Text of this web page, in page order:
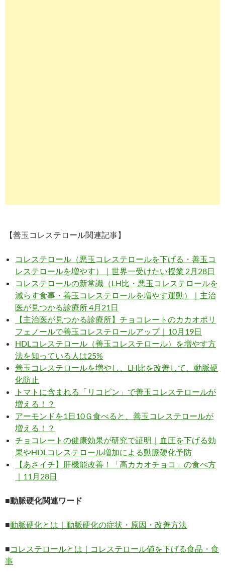
【善玉コレステロール関連記事】
コレステロール（悪玉コレステロールを下げる・善玉コ
レステロールを増やす）｜世界一受けたい授業 2月28日
コレステロールの新常識（LH比・悪玉コレステロールを
減らす食事・善玉コレステロールを増やす運動）｜主治
医が見つかる診療所 4月21日
【主治医が見つかる診療所】チョコレートのカカオポリ
フェノールで善玉コレステロールアップ｜10月19日
HDLコレステロール（善玉コレステロール）を増やす方
法を知っている人は25%
善玉コレステロールを増やし、LH比を改善して、動脈硬
化防止
トマトに含まれる「リコピン」で善玉コレステロールが
増える！？
アーモンドを1日10Ｇ食べると、善玉コレステロールが
増える！？
チョコレートの健康効果が研究で証明｜血圧を下げる効
果やHDLコレステロール増加による動脈硬化予防
【あさイチ】肝機能改善！「高カカオチョコ」の食べ方
｜11月28日
■動脈硬化関連ワード
■動脈硬化とは｜動脈硬化の症状・原因・改善方法
■コレステロールとは｜コレステロール値を下げる食品・食
事